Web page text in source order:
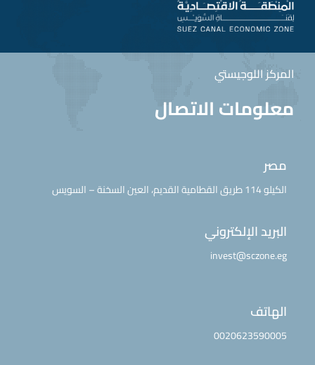
المركز اللوجيستي
معلومات الاتصال
مصر
الكيلو 114 طريق القطامية القديم، العين السخنة – السويس
البريد الإلكتروني
invest@sczone.eg
الهاتف
0020623590005